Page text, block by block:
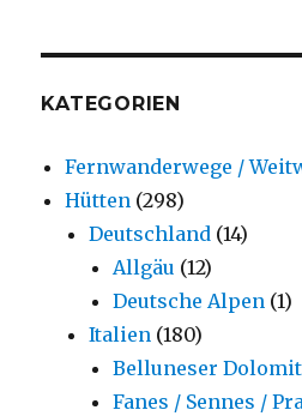
KATEGORIEN
Fernwanderwege /
Hütten (298)
Deutschland (14)
Allgäu (12)
Deutsche Alpen (1)
Italien (180)
Belluneser
Fanes / Sennes /